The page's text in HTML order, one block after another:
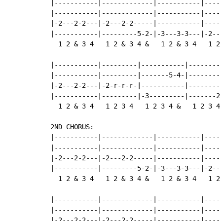
|-----------|-------------|-----------
|-----------|-------------|-----------
|-2---2-2---|-2---2-2-----|-----------
|-----------|---------5-2-|-3---3-3---|-
1 2 & 3 4   1 2 & 3 4 &   1 2 & 3 4   1
|-----------|---------|-----------
|-----------|---------|-------5-4-
|-2---2-2---|-2-r-r-r-|-----------
|-----------|---------|-3---------|-------2-
1 2 & 3 4   1 2 3 4   1 2 3 4 &   1 2 3
2ND CHORUS:
|-----------|-------------|-----------
|-----------|-------------|-----------
|-2---2-2---|-2---2-2-----|-----------
|-----------|---------5-2-|-3---3-3---|-
1 2 & 3 4   1 2 & 3 4 &   1 2 & 3 4   1
|-----------|-------------|-----------
|-----------|-------------|-----------